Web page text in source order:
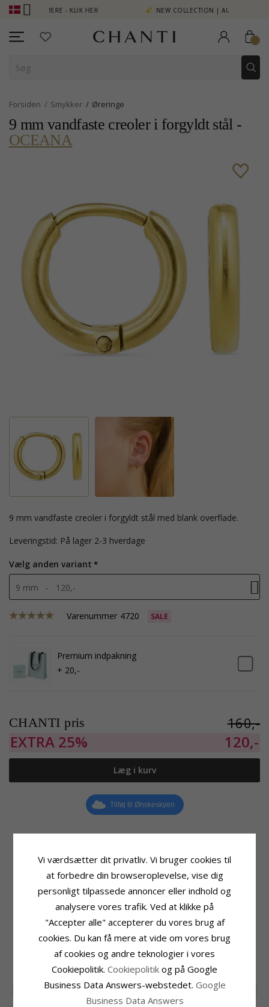
SE MERE - KLIK HER NEW COLLECTION | AURA
Forsiden Smykker Øreringe
9 mm vandfaste creoler i forgyldt stål -
OCEANA
9 mm vandfaste creoler i forgyldt stål med blank overflade.
Leveringstid: På lager 2-3 hverdage
Vælg anden variant
9 mm - 120,-
Varenummer 4720 SALE
Premium indpakning
+ 20,-
CHANTI pris 160,-
EXTRA 25% 120,-
Læg i kurv
Tilføj til Ønskeskyen
Produktinformation
Tillægsord:9 mm
Form:Vandfaste
Øreringe:
Creoler
Ædelmetal:Forgyldt Stål
Kollektion:OCEANA
Overflade: Blank
Størrelse
Diameter:9,0 mm
Bredde: 1,6 mm
Leveringstid
Leveringstid:
2-3 Hverdage
RELATEREDE PRODUKTER
25% SALE 25% SALE
Vi værdsætter dit privatliv. Vi bruger cookies til
at forbedre din browseroplevelse, vise dig
personligt tilpassede annoncer eller indhold og
analysere vores trafik. Ved at klikke på
"Accepter alle" accepterer du vores brug af
cookies. Du kan få mere at vide om vores brug
af cookies og andre teknologier i vores
Cookiepolitik. Cookiepolitik og på Google
Business Data Answers-webstedet. Google
Business Data Answers